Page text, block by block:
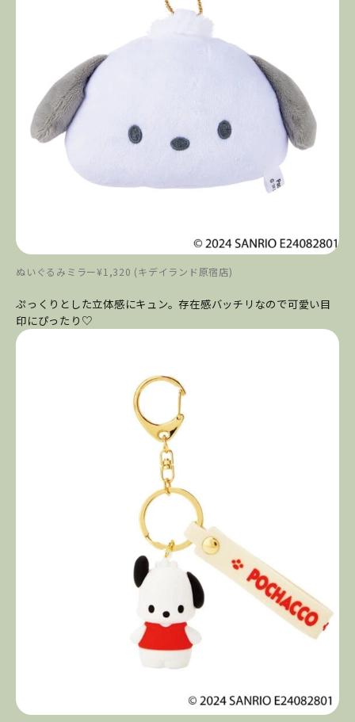
ぬいぐるみミラー¥1,320 (キデイランド原宿店)
ぷっくりとした立体感にキュン。存在感バッチリなので可愛い目
印にぴったり♡